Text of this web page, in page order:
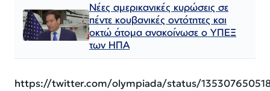
Νέες αμερικανικές κυρώσεις σε
πέντε κουβανικές οντότητες και
οκτώ άτομα ανακοίνωσε ο ΥΠΕΞ
των ΗΠΑ
https://twitter.com/olympiada/status/